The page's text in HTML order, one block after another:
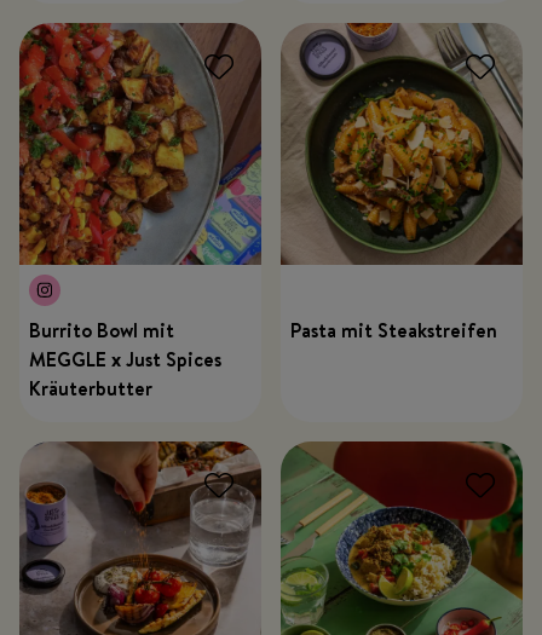
Burrito Bowl mit
MEGGLE x Just Spices
Kräuterbutter
Pasta mit Steakstreifen